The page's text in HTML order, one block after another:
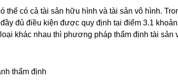
có cả tài sản hữu hình và tài sản vô hình.
đủ điều kiện được quy định tại điểm 3.1
khác nhau thì phương pháp thẩm định tài sản
thẩm định